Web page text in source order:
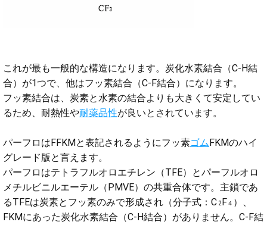
これが最も一般的な構造になります。炭化水素結合（C-H結
合）が1つで、他はフッ素結合（C-F結合）になります。
フッ素結合は、炭素と水素の結合よりも大きくて安定してい
るため、耐熱性や耐薬品性が良いとされています。
パーフロはFFKMと表記されるようにフッ素ゴムFKMのハイ
グレード版と言えます。
パーフロはテトラフルオロエチレン（TFE）とパーフルオロ
メチルビニルエーテル（PMVE）の共重合体です。主鎖であ
るTFEは炭素とフッ素のみで形成され（分子式：C 2F４ ）、
FKMにあった炭化水素結合（C-H結合）がありません。C-F結